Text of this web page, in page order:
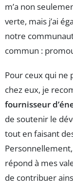
m’a non
verte, mais j’ai
notre
commun :
Pour ceux qui ne
chez eux, je
fournisseur
de soutenir le
tout en faisant
répond à mes
de contribuer